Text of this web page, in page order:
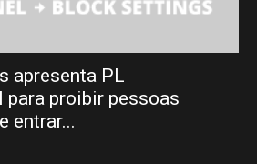
apresenta PL
proibir pessoas
entrar...